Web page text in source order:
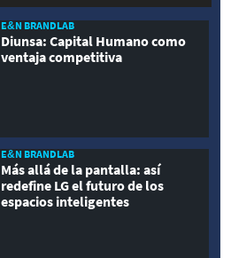
E&N BRANDLAB
Diunsa: Capital Humano como
ventaja competitiva
E&N BRANDLAB
Más allá de la pantalla: así
redefine LG el futuro de los
espacios inteligentes